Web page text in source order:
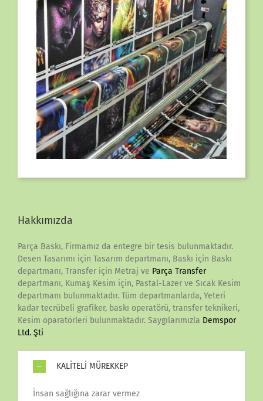
Hakkımızda
Parça Baskı, Firmamız da entegre bir tesis bulunmaktadır.
Desen Tasarımı için Tasarım departmanı, Baskı için Baskı
departmanı, Transfer için Metraj ve Parça Transfer
departmanı, Kumaş Kesim için, Pastal-Lazer ve Sıcak Kesim
departmanı bulunmaktadır. Tüm departmanlarda, Yeteri
kadar tecrübeli grafiker, baskı operatörü, transfer teknikeri,
Kesim oparatörleri bulunmaktadır. Saygılarımızla Demspor
Ltd. Şti
KALİTELİ MÜREKKEP
İnsan sağlığına zarar vermez